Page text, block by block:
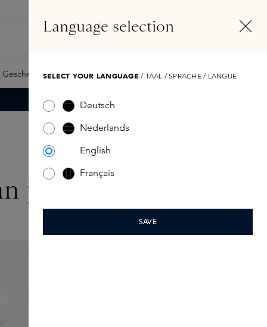
Samples Skins Exclusives Skins Boxen
je huid
Language selection
SELECT YOUR LANGUAGE / TAAL / SPRACHE / LANGUE
Deutsch
Nederlands
English
Français
SAVE